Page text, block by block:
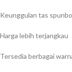
Keunggulan tas
Harga lebih terjangkau
Tersedia berbagai